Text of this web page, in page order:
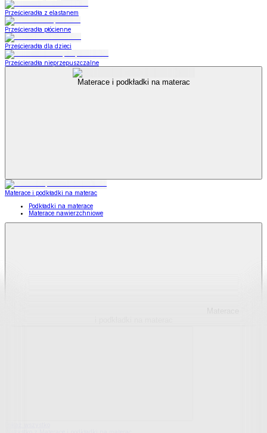
Prześcieradła z elastanem
Prześcieradła płócienne
Prześcieradła dla dzieci
Prześcieradła nieprzepuszczalne
Materace i podkładki na materac
Materace i podkładki na materac
Podkładki na materace
Materace nawierzchniowe